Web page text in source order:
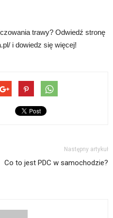
trawy? Odwiedź stronę
i dowiedz się więcej!
Następny artykuł
Co to jest PDC w samochodzie?